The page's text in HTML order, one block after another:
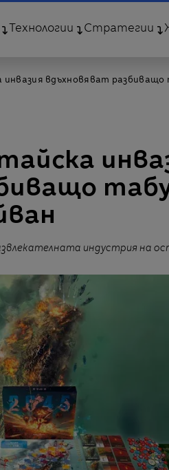
Технологии Стратегии
инвазия вдъхновяват
индустрия на